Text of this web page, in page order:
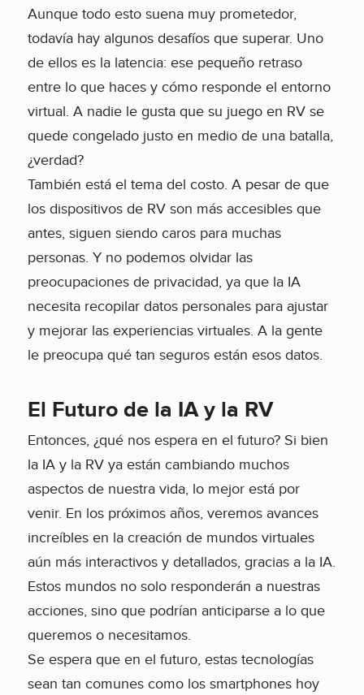
Aunque todo esto suena muy prometedor,
todavía hay algunos desafíos que superar. Uno
de ellos es la latencia: ese pequeño retraso
entre lo que haces y cómo responde el entorno
virtual. A nadie le gusta que su juego en RV se
quede congelado justo en medio de una batalla,
¿verdad?
También está el tema del costo. A pesar de que
los dispositivos de RV son más accesibles que
antes, siguen siendo caros para muchas
personas. Y no podemos olvidar las
preocupaciones de privacidad, ya que la IA
necesita recopilar datos personales para ajustar
y mejorar las experiencias virtuales. A la gente
le preocupa qué tan seguros están esos datos.
El Futuro de la IA y la RV
Entonces, ¿qué nos espera en el futuro? Si bien
la IA y la RV ya están cambiando muchos
aspectos de nuestra vida, lo mejor está por
venir. En los próximos años, veremos avances
increíbles en la creación de mundos virtuales
aún más interactivos y detallados, gracias a la IA.
Estos mundos no solo responderán a nuestras
acciones, sino que podrían anticiparse a lo que
queremos o necesitamos.
Se espera que en el futuro, estas tecnologías
sean tan comunes como los smartphones hoy